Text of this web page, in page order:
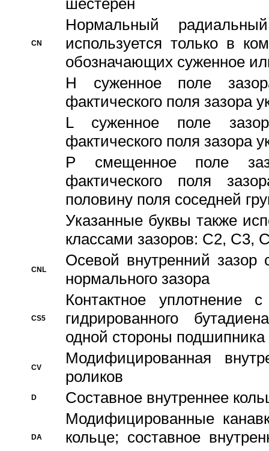
шестерен
CN
Hормальный
используется только в
обозначающих суженное
H суженное поле
фактического поля зазора
L суженное поле
фактического поля зазора
P смещенное поле
фактического поля
половину поля соседней
Указанные буквы также
классами зазоров: С2,
CNL
Осевой внутренний зазор
нормального зазора
CS5
Контактное уплотнение
гидрированного
одной стороны подшипника
CV
Модифицированная
роликов
D Составное внутреннее
DA
Модифицированные
кольце; составное